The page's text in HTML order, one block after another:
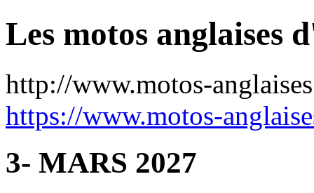
Les motos anglaises
http://www.motos-
https://www.motos-
3- MARS 2027